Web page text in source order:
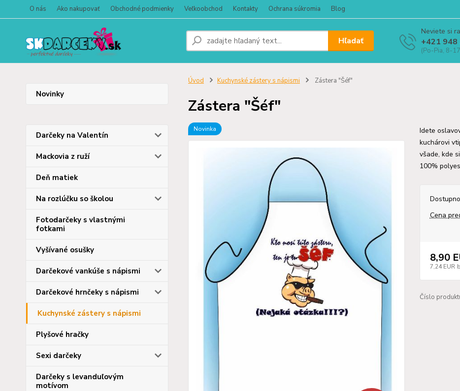
O nás Ako nakupovať Obchodné podmienky Veľkoobchod Kontakty Ochrana súkromia Blog
Hľadať
Neviete si
+421
(Po-Pia, 8-
Novinky
Darčeky na Valentín
Mackovia z ruží
Deň matiek
Na rozlúčku so školou
Fotodarčeky s vlastnými
fotkami
Vyšívané osušky
Darčekové vankúše s nápismi
Darčekové hrnčeky s nápismi
Kuchynské zástery s nápismi
Plyšové hračky
Sexi darčeky
Darčeky s levanduľovým
motívom
Úvod Kuchynské zástery s nápismi Zástera "Šéf"
Zástera "Šéf"
Novinka
Idete
kuchárovi
všade, kde
100%
Cena
8,90
7,24 EUR
Číslo